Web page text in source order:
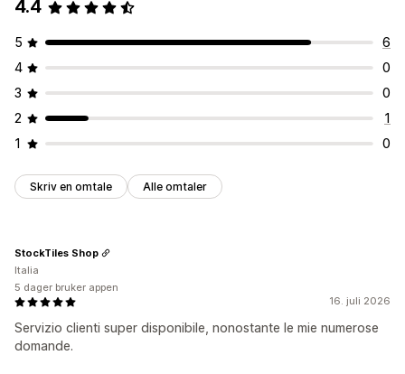
4.4
5
6
4
0
3
0
2
1
1
0
Skriv en omtale Alle omtaler
16. juli 2026
Servizio clienti super disponibile, nonostante le mie numerose
domande.
StockTiles Shop
Italia
5 dager bruker appen